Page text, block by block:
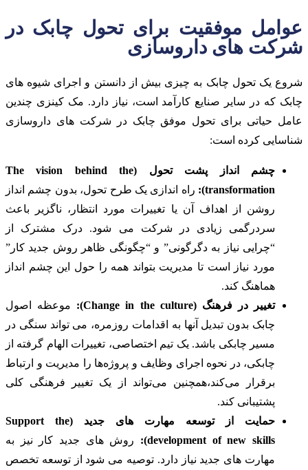
عوامل موفقیت برای تحول چابک در
شرکت های داروسازی
شروع یک تحول چابک به چیزی بیش از دانستن و اجرای شیوه های
چابک که در سایر صنایع کارآمد است، نیاز دارد. مک کینزی چندین
عامل حیاتی برای تحول موفق چابک در شرکت های داروسازی
شناسایی کرده است:
چشم انداز پشت تحول (The vision behind the
transformation):
راه اندازی یک طرح تحول، بدون چشم انداز
روشن از اهداف آن یا تغییرات مورد انتظار، ناگزیر باعث
سردرگمی زیادی در شرکت می شود. درک مشترک از
“چرایی نیاز به دگرگونی” و “چگونگی ظاهر روش جدید کار”
مورد نیاز است تا مدیریت بتواند همه را حول این چشم انداز
هماهنگ کند.
تغییر در فرهنگ (Change in the culture):
موعظه اصول
چابک بدون تبدیل آنها به اقدامات روزمره، می تواند سنگی در
مسیر چابکی باشد. یک تیم اختصاصی، تغییرات الهام گرفته از
چابکی، در نحوه اجرای وظایف و پروژه‌ها را مدیریت و ارتباط
برقرار می‌کند،همچنین می‌تواند از یک تغییر فرهنگی کلی
پشتیبانی کند.
حمایت از توسعه مهارت های جدید (Support the
development of new skills):
روش های جدید کار نیز به
مهارت های جدید نیاز دارد. توصیه می شود از توسعه تخصص